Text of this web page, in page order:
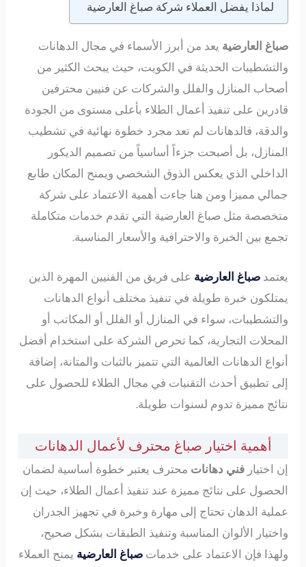
لماذا يفضل العملاء شركة صباغ العارضية
صباغ العارضية يعد من أبرز الأسماء في مجال الدهانات
والتشطيبات الحديثة في الكويت، حيث يبحث الكثير من
أصحاب المنازل والفلل والشركات عن فنيين محترفين
قادرين على تنفيذ أعمال الطلاء بأعلى مستوى من الجودة
والدقة، فالدهانات لم تعد مجرد خطوة نهائية في تشطيب
المنازل، بل أصبحت جزءاً أساسياً من تصميم الديكور
الداخلي الذي يعكس الذوق الشخصي ويمنح المكان طابع
جمالي مميزا ومن هنا جاءت أهمية الاعتماد على شركة
متخصصة مثل صباغ العارضية التي تقدم خدمات متكاملة
تجمع بين الخبرة والاحترافية والأسعار المناسبة.
يعتمدصباغ العارضية على فريق من الفنيين المهرة الذين
يمتلكون خبرة طويلة في تنفيذ مختلف أنواع الدهانات
والتشطيبات، سواء في المنازل أو الفلل أو المكاتب أو
المحلات التجارية، كما تحرص الشركة على استخدام أفضل
أنواع الدهانات العالمية التي تتميز بالثبات والمتانة، إضافة
إلى تطبيق أحدث التقنيات في مجال الطلاء للحصول على
نتائج مميزة تدوم لسنوات طويلة.
أهمية اختيار صباغ محترف لأعمال الدهانات
إن اختيارفني دهانات محترف يعتبر خطوة أساسية لضمان
الحصول على نتائج مميزة عند تنفيذ أعمال الطلاء، حيث إن
عملية الدهان تحتاج إلى مهارة وخبرة في تجهيز الجدران
واختيار الألوان المناسبة وتنفيذ الطبقات بشكل صحيح،
ولهذا فإن الاعتماد على خدماتصباغ العارضية يمنح العملاء